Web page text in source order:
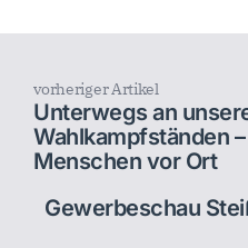
vorheriger Artikel
Unterwegs an
Wahlkampfständen
Menschen vor Ort
Gewerbeschau